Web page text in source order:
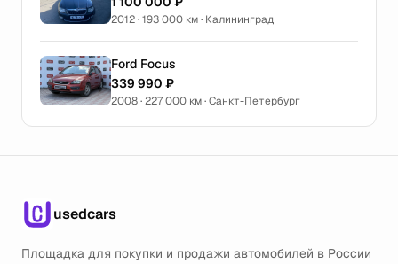
2012 · 193 000 км · Калининград
Ford Focus
339 990 ₽
2008 · 227 000 км · Санкт-Петербург
usedcars
Площадка для покупки и продажи автомобилей в России